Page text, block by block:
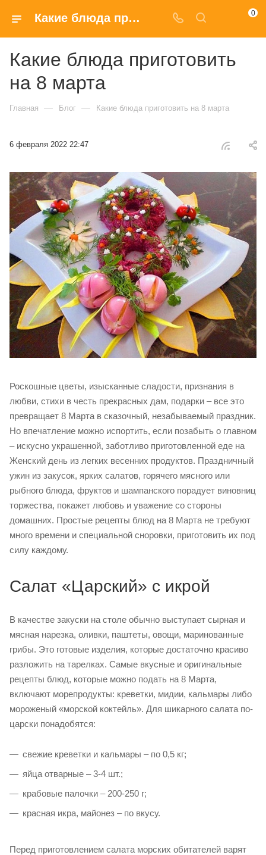
Какие блюда приготовить на 8 марта 0
Какие блюда приготовить
на 8 марта
Главная — Блог — Какие блюда приготовить на 8 марта
6 февраля 2022 22:47
Роскошные цветы, изысканные сладости, признания в
любви, стихи в честь прекрасных дам, подарки – все это
превращает 8 Марта в сказочный, незабываемый праздник.
Но впечатление можно испортить, если позабыть о главном
– искусно украшенной, заботливо приготовленной еде на
Женский день из легких весенних продуктов. Праздничный
ужин из закусок, ярких салатов, горячего мясного или
рыбного блюда, фруктов и шампанского порадует виновниц
торжества, покажет любовь и уважение со стороны
домашних. Простые рецепты блюд на 8 Марта не требуют
много времени и специальной сноровки, приготовить их под
силу каждому.
Салат «Царский» с икрой
В качестве закуски на столе обычно выступает сырная и
мясная нарезка, оливки, паштеты, овощи, маринованные
грибы. Это готовые изделия, которые достаточно красиво
разложить на тарелках. Самые вкусные и оригинальные
рецепты блюд, которые можно подать на 8 Марта,
включают морепродукты: креветки, мидии, кальмары либо
мороженый «морской коктейль». Для шикарного салата по-
царски понадобятся:
свежие креветки и кальмары – по 0,5 кг;
яйца отварные – 3-4 шт.;
крабовые палочки – 200-250 г;
красная икра, майонез – по вкусу.
Перед приготовлением салата морских обитателей варят